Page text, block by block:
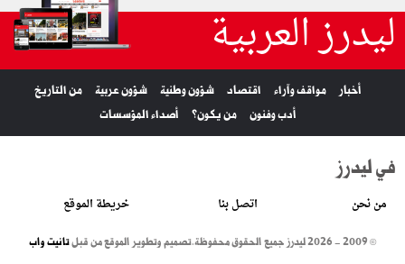
ليدرز العربية
أخبار مواقف وآراء اقتصاد شؤون وطنية شؤون عربية
من التاريخ
أدب وفنون
من يكون؟ أصداء المؤسسات
في ليدرز
من نحن اتصل بنا خريطة الموقع
© 2009 - 2026 ليدرز جميع الحقوق محفوظة. تصميم وتطوير الموقع من قبلتانيت واب